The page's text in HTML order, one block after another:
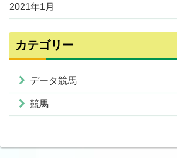
2021年1月
カテゴリー
データ競馬
競馬